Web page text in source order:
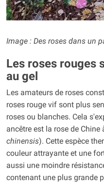
Image : Des rosesdans un
Les roses rouges
au gel
Les amateurs de roses
roses rouge vif sont plus
roses ou blanches. Cela
ancêtre est la rose de Chine
chinensis). Cette espèce
couleur attrayante et une
aussi une moindre
contenant une plus grande